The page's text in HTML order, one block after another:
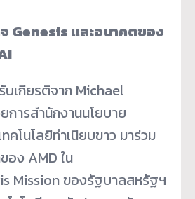
Genesis และอนาคตของ
บเกียรติจาก Michael
การสำนักงานนโยบาย
คโนโลยีทำเนียบขาว มาร่วม
อง AMD ใน
Mission ของรัฐบาลสหรัฐฯ